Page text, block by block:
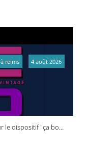
Association SEDO et ateliers Scratch pour le dispositif "ça bouge dans vos quartiers !"
reims 4 août 2026